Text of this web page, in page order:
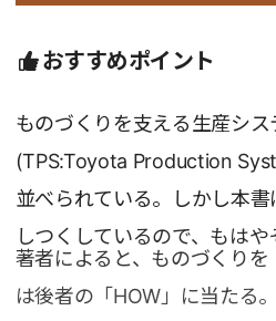
おすすめポイント
ものづくりを支える生産シ
(TPS:Toyota Production
並べられている。しかし本
しつくしているので、もは
著者によると、ものづくり
は後者の「HOW」に当たる